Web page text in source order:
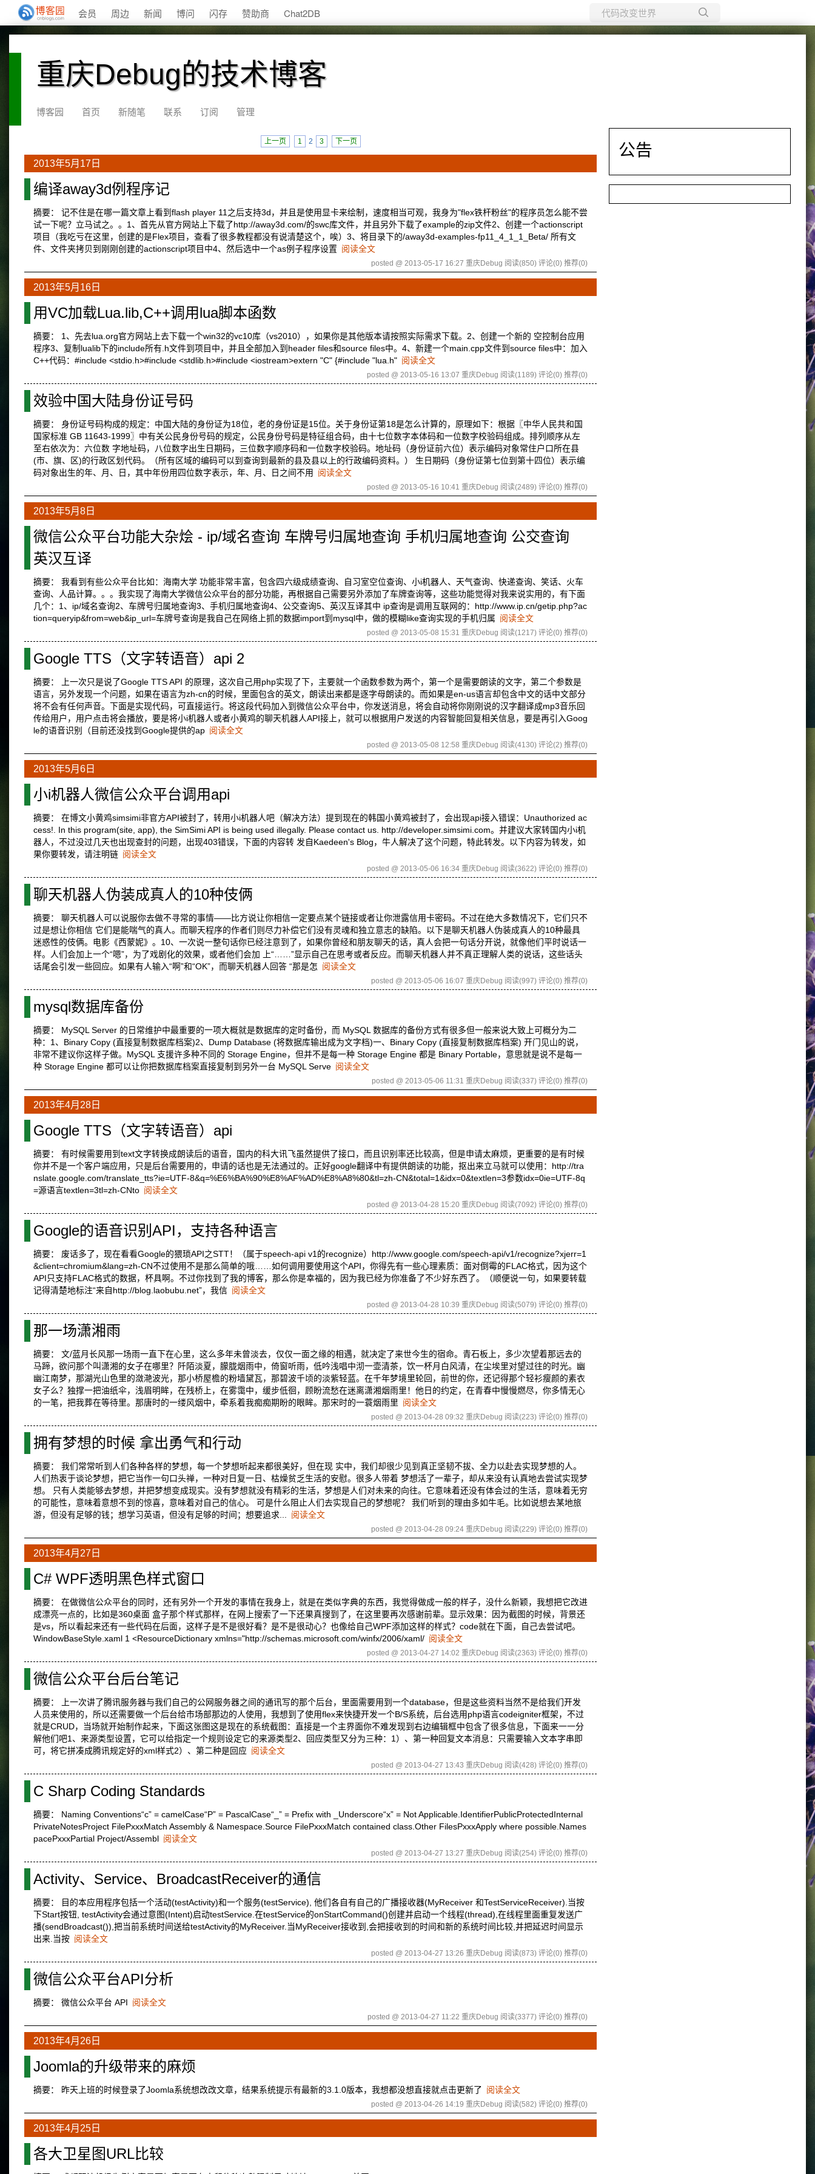
会员 周边 新闻 博问 闪存 赞助商 Chat2DB
所有博客
重庆Debug的技术博客
博客园 首页 新随笔 联系 订阅 管理
上一页 1 2 3 下一页
2013年5月17日
编译away3d例程序记
摘要： 记不住是在哪一篇文章上看到flash player 11之后支持3d，并且是使用显卡来绘制，速度相当可观，我身为"flex铁杆粉丝"的程序员怎么能不尝
试一下呢？立马试之。。1、首先从官方网站上下载了http://away3d.com/的swc库文件，并且另外下载了example的zip文件2、创建一个actionscript
项目（我吃亏在这里，创建的是Flex项目，查看了很多教程都没有说清楚这个，唉）3、将目录下的/away3d-examples-fp11_4_1_1_Beta/ 所有文
件、文件夹拷贝到刚刚创建的actionscript项目中4、然后选中一个as例子程序设置 阅读全文
posted @ 2013-05-17 16:27 重庆Debug 阅读(850) 评论(0) 推荐(0)
2013年5月16日
用VC加载Lua.lib,C++调用lua脚本函数
摘要： 1、先去lua.org官方网站上去下载一个win32的vc10库（vs2010），如果你是其他版本请按照实际需求下载。2、创建一个新的 空控制台应用
程序3、复制lualib下的include所有.h文件到项目中，并且全部加入到header files和source files中。4、新建一个main.cpp文件到source files中：加入
C++代码：#include <stdio.h>#include <stdlib.h>#include <iostream>extern "C" {#include "lua.h" 阅读全文
posted @ 2013-05-16 13:07 重庆Debug 阅读(1189) 评论(0) 推荐(0)
效验中国大陆身份证号码
摘要： 身份证号码构成的规定：中国大陆的身份证为18位，老的身份证是15位。关于身份证第18是怎么计算的，原理如下：根据〖中华人民共和国
国家标准 GB 11643-1999〗中有关公民身份号码的规定，公民身份号码是特征组合码，由十七位数字本体码和一位数字校验码组成。排列顺序从左
至右依次为：六位数 字地址码，八位数字出生日期码，三位数字顺序码和一位数字校验码。地址码（身份证前六位）表示编码对象常住户口所在县
(市、旗、区)的行政区划代码。（所有区域的编码可以到查询到最新的县及县以上的行政编码资料。） 生日期码（身份证第七位到第十四位）表示编
码对象出生的年、月、日，其中年份用四位数字表示，年、月、日之间不用
阅读全文
posted @ 2013-05-16 10:41 重庆Debug 阅读(2489) 评论(0) 推荐(0)
2013年5月8日
微信公众平台功能大杂烩 - ip/域名查询 车牌号归属地查询 手机归属地查询 公交查询
英汉互译
摘要： 我看到有些公众平台比如：海南大学 功能非常丰富，包含四六级成绩查询、自习室空位查询、小i机器人、天气查询、快递查询、笑话、火车
查询、人品计算。。。我实现了海南大学微信公众平台的部分功能，再根据自己需要另外添加了车牌查询等，这些功能觉得对我来说实用的，有下面
几个：1、ip/域名查询2、车牌号归属地查询3、手机归属地查询4、公交查询5、英汉互译其中 ip查询是调用互联网的：http://www.ip.cn/getip.php?ac
tion=queryip&from=web&ip_url=车牌号查询是我自己在网络上抓的数据import到mysql中，做的模糊like查询实现的手机归属 阅读全文
posted @ 2013-05-08 15:31 重庆Debug 阅读(1217) 评论(0) 推荐(0)
Google TTS（文字转语音）api 2
摘要： 上一次只是说了Google TTS API 的原理，这次自己用php实现了下，主要就一个函数参数为两个，第一个是需要朗读的文字，第二个参数是
语言，另外发现一个问题，如果在语言为zh-cn的时候，里面包含的英文，朗读出来都是逐字母朗读的。而如果是en-us语言却包含中文的话中文部分
将不会有任何声音。下面是实现代码，可直接运行。将这段代码加入到微信公众平台中，你发送消息，将会自动将你刚刚说的汉字翻译成mp3音乐回
传给用户，用户点击将会播放，要是将小i机器人或者小黄鸡的聊天机器人API接上，就可以根据用户发送的内容智能回复相关信息，要是再引入Goog
le的语音识别（目前还没找到Google提供的ap 阅读全文
posted @ 2013-05-08 12:58 重庆Debug 阅读(4130) 评论(2) 推荐(0)
2013年5月6日
小i机器人微信公众平台调用api
摘要： 在博文小黄鸡simsimi非官方API被封了，转用小i机器人吧（解决方法）提到现在的韩国小黄鸡被封了，会出现api接入错误：Unauthorized ac
cess!. In this program(site, app), the SimSimi API is being used illegally. Please contact us. http://developer.simsimi.com。并建议大家转国内小i机
器人，不过没过几天也出现查封的问题，出现403错误，下面的内容转 发自Kaedeen's Blog，牛人解决了这个问题，特此转发。以下内容为转发，如
果你要转发，请注明链 阅读全文
posted @ 2013-05-06 16:34 重庆Debug 阅读(3622) 评论(0) 推荐(0)
聊天机器人伪装成真人的10种伎俩
摘要： 聊天机器人可以说服你去做不寻常的事情——比方说让你相信一定要点某个链接或者让你泄露信用卡密码。不过在绝大多数情况下，它们只不
过是想让你相信 它们是能喘气的真人。而聊天程序的作者们则尽力补偿它们没有灵魂和独立意志的缺陷。以下是聊天机器人伪装成真人的10种最具
迷惑性的伎俩。电影《西蒙妮》。10、一次说一整句话你已经注意到了，如果你曾经和朋友聊天的话，真人会把一句话分开说，就像他们平时说话一
样。人们会加上一个“嗯”，为了戏剧化的效果，或者他们会加 上“……”显示自己在思考或者反应。而聊天机器人并不真正理解人类的说话，这些话头
话尾会引发一些回应。如果有人输入“啊”和“OK”，而聊天机器人回答 “那是怎 阅读全文
posted @ 2013-05-06 16:07 重庆Debug 阅读(997) 评论(0) 推荐(0)
mysql数据库备份
摘要： MySQL Server 的日常维护中最重要的一项大概就是数据库的定时备份，而 MySQL 数据库的备份方式有很多但一般来说大致上可概分为二
种：1、Binary Copy (直接复制数据库档案)2、Dump Database (将数据库输出成为文字档)一、Binary Copy (直接复制数据库档案) 开门见山的说，
非常不建议你这样子做。MySQL 支援许多种不同的 Storage Engine，但并不是每一种 Storage Engine 都是 Binary Portable，意思就是说不是每一
种 Storage Engine 都可以让你把数据库档案直接复制到另外一台 MySQL Serve 阅读全文
posted @ 2013-05-06 11:31 重庆Debug 阅读(337) 评论(0) 推荐(0)
2013年4月28日
Google TTS（文字转语音）api
摘要： 有时候需要用到text文字转换成朗读后的语音，国内的科大讯飞虽然提供了接口，而且识别率还比较高，但是申请太麻烦，更重要的是有时候
你并不是一个客户端应用，只是后台需要用的，申请的话也是无法通过的。正好google翻译中有提供朗读的功能，抠出来立马就可以使用：http://tra
nslate.google.com/translate_tts?ie=UTF-8&q=%E6%BA%90%E8%AF%AD%E8%A8%80&tl=zh-CN&total=1&idx=0&textlen=3参数idx=0ie=UTF-8q
=源语言textlen=3tl=zh-CNto 阅读全文
posted @ 2013-04-28 15:20 重庆Debug 阅读(7092) 评论(0) 推荐(0)
Google的语音识别API，支持各种语言
摘要： 废话多了，现在看看Google的猥琐API之STT！（属于speech-api v1的recognize）http://www.google.com/speech-api/v1/recognize?xjerr=1
&client=chromium&lang=zh-CN不过使用不是那么简单的哦……如何调用要使用这个API，你得先有一些心理素质：面对倒霉的FLAC格式，因为这个
API只支持FLAC格式的数据，杯具啊。不过你找到了我的博客，那么你是幸福的，因为我已经为你准备了不少好东西了。（顺便说一句，如果要转载
记得清楚地标注“来自http://blog.laobubu.net”，我信 阅读全文
posted @ 2013-04-28 10:39 重庆Debug 阅读(5079) 评论(0) 推荐(0)
那一场潇湘雨
摘要： 文/蓝月长风那一场雨一直下在心里，这么多年未曾淡去，仅仅一面之缘的相遇，就决定了来世今生的宿命。青石板上，多少次望着那远去的
马蹄，欲问那个叫潇湘的女子在哪里？阡陌淡夏，朦胧烟雨中，倚窗听雨，低吟浅唱中沏一壶清茶，饮一杯月白风清，在尘埃里对望过往的时光。幽
幽江南梦，那湖光山色里的潋滟波光，那小桥屋檐的粉墙黛瓦，那碧波千顷的淡紫轻蓝。在千年梦境里轮回，前世的你，还记得那个轻衫瘦颜的素衣
女子么？独撑一把油纸伞，浅眉明眸，在残桥上，在雾霭中，缓步低徊，顾盼流愁在迷离潇湘烟雨里！他日的约定，在青春中慢慢燃尽，你多情无心
的一笔，把我葬在等待里。那唐时的一缕风烟中，牵系着我痴痴期盼的眼眸。那宋时的一蓑烟雨里 阅读全文
posted @ 2013-04-28 09:32 重庆Debug 阅读(223) 评论(0) 推荐(0)
拥有梦想的时候 拿出勇气和行动
摘要： 我们常常听到人们各种各样的梦想，每一个梦想听起来都很美好，但在现 实中，我们却很少见到真正坚韧不拔、全力以赴去实现梦想的人。
人们热衷于谈论梦想，把它当作一句口头禅，一种对日复一日、枯燥贫乏生活的安慰。很多人带着 梦想活了一辈子，却从来没有认真地去尝试实现梦
想。 只有人类能够去梦想，并把梦想变成现实。没有梦想就没有精彩的生活，梦想是人们对未来的向往。它意味着还没有体会过的生活，意味着无穷
的可能性，意味着意想不到的惊喜，意味着对自己的信心。 可是什么阻止人们去实现自己的梦想呢？ 我们听到的理由多如牛毛。比如说想去某地旅
游，但没有足够的钱；想学习英语，但没有足够的时间；想要追求...
阅读全文
posted @ 2013-04-28 09:24 重庆Debug 阅读(229) 评论(0) 推荐(0)
2013年4月27日
C# WPF透明黑色样式窗口
摘要： 在做微信公众平台的同时，还有另外一个开发的事情在我身上，就是在类似字典的东西，我觉得做成一般的样子，没什么新颖，我想把它改进
成漂亮一点的，比如是360桌面 盒子那个样式那样，在网上搜索了一下还果真搜到了，在这里要再次感谢前辈。显示效果：因为截图的时候，背景还
是vs，所以看起来还有一些代码在后面，这样子是不是很好看？是不是很动心？也像给自己WPF添加这样的样式？code就在下面，自己去尝试吧。
WindowBaseStyle.xaml 1 <ResourceDictionary xmlns="http://schemas.microsoft.com/winfx/2006/xaml/ 阅读全文
posted @ 2013-04-27 14:02 重庆Debug 阅读(2363) 评论(0) 推荐(0)
微信公众平台后台笔记
摘要： 上一次讲了腾讯服务器与我们自己的公网服务器之间的通讯写的那个后台，里面需要用到一个database，但是这些资料当然不是给我们开发
人员来使用的，所以还需要做一个后台给市场部那边的人使用，我想到了使用flex来快捷开发一个B/S系统，后台选用php语言codeigniter框架，不过
就是CRUD，当场就开始制作起来，下面这张图这是现在的系统截图：直接是一个主界面你不难发现到右边编辑框中包含了很多信息，下面来一一分
解他们吧1、来源类型设置，它可以给指定一个规则设定它的来源类型2、回应类型又分为三种：1）、第一种回复文本消息：只需要输入文本字串即
可，将它拼凑成腾讯规定好的xml样式2）、第二种是回应 阅读全文
posted @ 2013-04-27 13:43 重庆Debug 阅读(428) 评论(0) 推荐(0)
C Sharp Coding Standards
摘要： Naming Conventions“c” = camelCase“P” = PascalCase“_” = Prefix with _Underscore“x” = Not Applicable.IdentifierPublicProtectedInternal
PrivateNotesProject FilePxxxMatch Assembly & Namespace.Source FilePxxxMatch contained class.Other FilesPxxxApply where possible.Names
pacePxxxPartial Project/Assembl 阅读全文
posted @ 2013-04-27 13:27 重庆Debug 阅读(254) 评论(0) 推荐(0)
Activity、Service、BroadcastReceiver的通信
摘要： 目的本应用程序包括一个活动(testActivity)和一个服务(testService), 他们各自有自己的广播接收器(MyReceiver 和TestServiceReceiver).当按
下Start按钮, testActivity会通过意图(Intent)启动testService.在testService的onStartCommand()创建并启动一个线程(thread),在线程里面重复发送广
播(sendBroadcast()),把当前系统时间送给testActivity的MyReceiver.当MyReceiver接收到,会把接收到的时间和新的系统时间比较,并把延迟时间显示
出来.当按 阅读全文
posted @ 2013-04-27 13:26 重庆Debug 阅读(873) 评论(0) 推荐(0)
微信公众平台API分析
摘要： 微信公众平台 API 阅读全文
posted @ 2013-04-27 11:22 重庆Debug 阅读(3377) 评论(0) 推荐(0)
2013年4月26日
Joomla的升级带来的麻烦
摘要： 昨天上班的时候登录了Joomla系统想改改文章，结果系统提示有最新的3.1.0版本，我想都没想直接就点击更新了 阅读全文
posted @ 2013-04-26 14:19 重庆Debug 阅读(582) 评论(0) 推荐(0)
2013年4月25日
各大卫星图URL比较
公告